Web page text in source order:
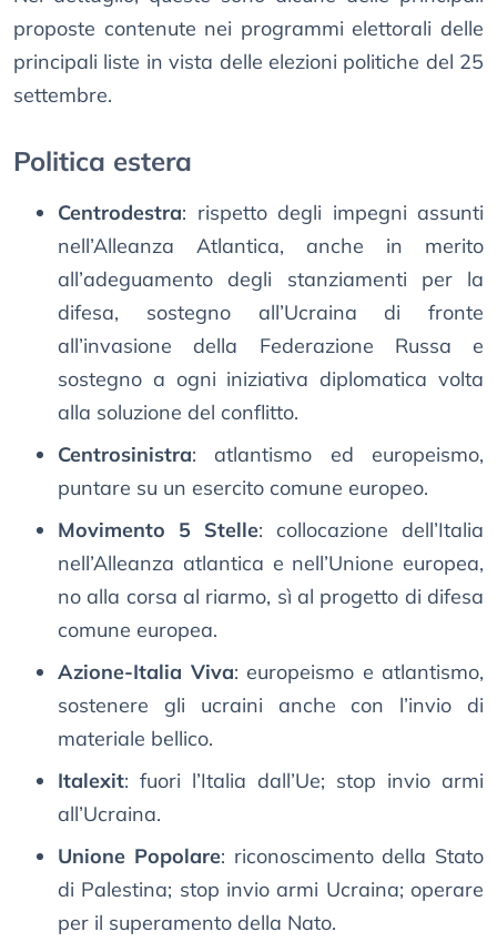
proposte contenute nei programmi elettorali delle
principali liste in vista delle elezioni politiche del 25
settembre.
Politica estera
Centrodestra: rispetto degli impegni assunti
nell’Alleanza Atlantica, anche in merito
all’adeguamento degli stanziamenti per la
difesa, sostegno all’Ucraina di fronte
all’invasione della Federazione Russa e
sostegno a ogni iniziativa diplomatica volta
alla soluzione del conflitto.
Centrosinistra: atlantismo ed europeismo,
puntare su un esercito comune europeo.
Movimento 5 Stelle: collocazione dell’Italia
nell’Alleanza atlantica e nell’Unione europea,
no alla corsa al riarmo, sì al progetto di difesa
comune europea.
Azione-Italia Viva: europeismo e atlantismo,
sostenere gli ucraini anche con l’invio di
materiale bellico.
Italexit: fuori l’Italia dall’Ue; stop invio armi
all’Ucraina.
Unione Popolare: riconoscimento della Stato
di Palestina; stop invio armi Ucraina; operare
per il superamento della Nato.